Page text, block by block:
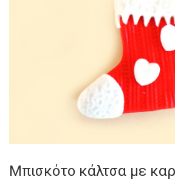
Μπισκότο κάλτσα με